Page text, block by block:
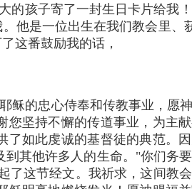
的孩子寄了一封生日卡片给我
他是一位出生在我们教会里、
这番鼓励我的话，
的忠心侍奉和传教事业，愿
您坚持不懈的传道事业，为主
了如此虔诚的基督徒的典范。
到其他许多人的生命。"你们务
了这节经文。我祈求，这间教